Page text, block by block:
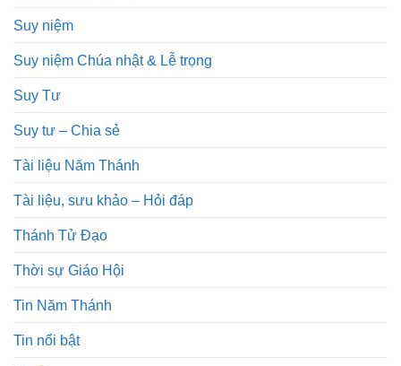
Suy niệm
Suy niệm Chúa nhật & Lễ trọng
Suy Tư
Suy tư – Chia sẻ
Tài liệu Năm Thánh
Tài liệu, sưu khảo – Hỏi đáp
Thánh Tử Đạo
Thời sự Giáo Hội
Tin Năm Thánh
Tin nổi bật